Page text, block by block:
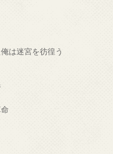
は迷宮を彷徨う